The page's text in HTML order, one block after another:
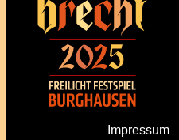
Impressum